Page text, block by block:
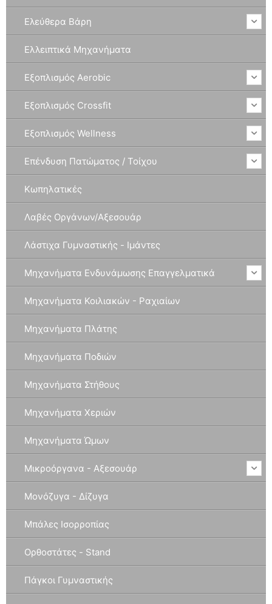
Ελεύθερα Βάρη
Ελλειπτικά Μηχανήματα
Εξοπλισμός Aerobic
Εξοπλισμός Crossfit
Εξοπλισμός Wellness
Επένδυση Πατώματος / Τοίχου
Κωπηλατικές
Λαβές Οργάνων/Αξεσουάρ
Λάστιχα Γυμναστικής - Ιμάντες
Μηχανήματα Ενδυνάμωσης Επαγγελματικά
Μηχανήματα Κοιλιακών - Ραχιαίων
Μηχανήματα Πλάτης
Μηχανήματα Ποδιών
Μηχανήματα Στήθους
Μηχανήματα Χεριών
Μηχανήματα Ώμων
Μικροόργανα - Αξεσουάρ
Μονόζυγα - Δίζυγα
Μπάλες Ισορροπίας
Ορθοστάτες - Stand
Πάγκοι Γυμναστικής